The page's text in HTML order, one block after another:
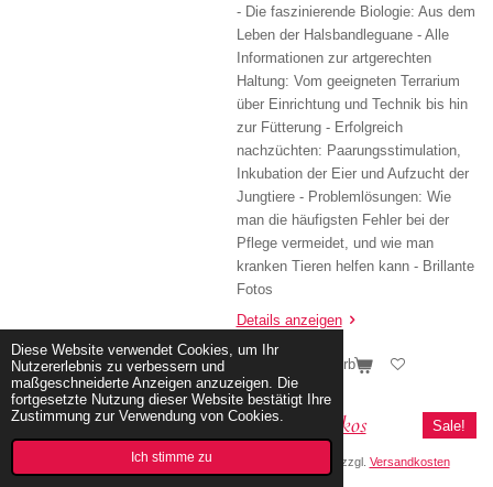
Diese Website verwendet Cookies, um Ihr
Nutzererlebnis zu verbessern und
maßgeschneiderte Anzeigen anzuzeigen. Die
fortgesetzte Nutzung dieser Website bestätigt Ihre
Zustimmung zur Verwendung von Cookies.
Ich stimme zu
- Die faszinierende Biologie: Aus dem
Leben der Halsbandleguane - Alle
Informationen zur artgerechten
Haltung: Vom geeigneten Terrarium
über Einrichtung und Technik bis hin
zur Fütterung - Erfolgreich
nachzüchten: Paarungsstimulation,
Inkubation der Eier und Aufzucht der
Jungtiere - Problemlösungen: Wie
man die häufigsten Fehler bei der
Pflege vermeidet, und wie man
kranken Tieren helfen kann - Brillante
Fotos
Details anzeigen
In den Warenkorb
Sale!
Dickfingergeckos
zzgl. Versandkosten